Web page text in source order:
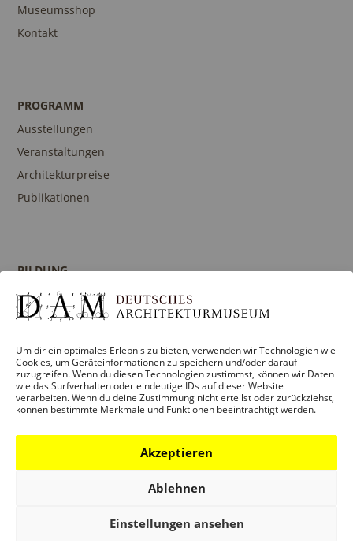
Um dir ein optimales Erlebnis zu bieten, verwenden wir Technologien wie
Cookies, um Geräteinformationen zu speichern und/oder darauf
zuzugreifen. Wenn du diesen Technologien zustimmst, können wir Daten
wie das Surfverhalten oder eindeutige IDs auf dieser Website
verarbeiten. Wenn du deine Zustimmung nicht erteilst oder zurückziehst,
können bestimmte Merkmale und Funktionen beeinträchtigt werden.
Akzeptieren
Ablehnen
Einstellungen ansehen
Museumsshop
Kontakt
PROGRAMM
Ausstellungen
Veranstaltungen
Architekturpreise
Publikationen
BILDUNG
Programm
Führungen und Touren
Ansprechpartner
SAMMLUNGEN